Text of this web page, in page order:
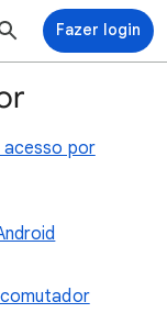
Fazer login
por